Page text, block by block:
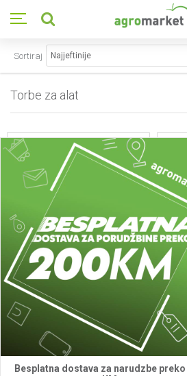
Besplatna dostava za narudzbe preko
Torbe za alat
Sortiraj
Torbe za alat
Nosac alata Villager Jobsite
1012
25,90 20,90